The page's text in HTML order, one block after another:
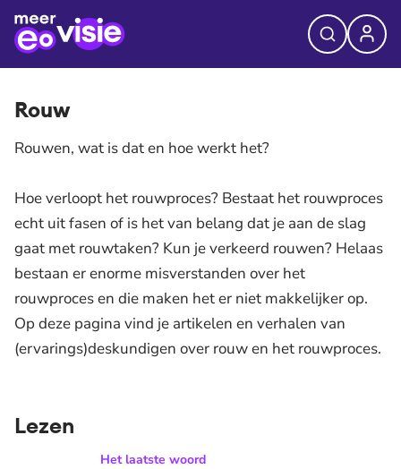
Rouw
Rouwen, wat is dat en hoe werkt het?
Hoe verloopt het rouwproces? Bestaat het rouwproces
echt uit fasen of is het van belang dat je aan de slag
gaat met rouwtaken? Kun je verkeerd rouwen? Helaas
bestaan er enorme misverstanden over het
rouwproces en die maken het er niet makkelijker op.
Op deze pagina vind je artikelen en verhalen van
(ervarings)deskundigen over rouw en het rouwproces.
Lezen
Loïs mist haar opa enorm: ‘Vlak voor zijn dood schreef hij
Het laatste woord